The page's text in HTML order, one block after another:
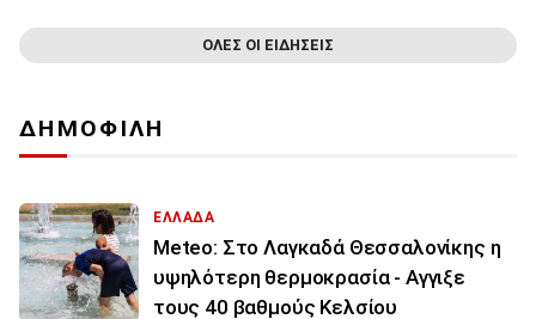
ΟΛΕΣ ΟΙ ΕΙΔΗΣΕΙΣ
ΔΗΜΟΦΙΛΗ
ΕΛΛΑΔΑ
Meteo: Στο Λαγκαδά Θεσσαλονίκης η
υψηλότερη θερμοκρασία - Αγγιξε
τους 40 βαθμούς Κελσίου